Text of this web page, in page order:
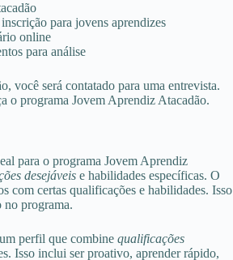
para jovens aprendizes
online
para análise
você será contatado para uma entrevista.
o programa Jovem Aprendiz Atacadão.
para o programa Jovem Aprendiz
desejáveis e habilidades específicas. O
com certas qualificações e habilidades. Isso
no programa.
perfil que combine qualificações
Isso inclui ser proativo, aprender rápido,